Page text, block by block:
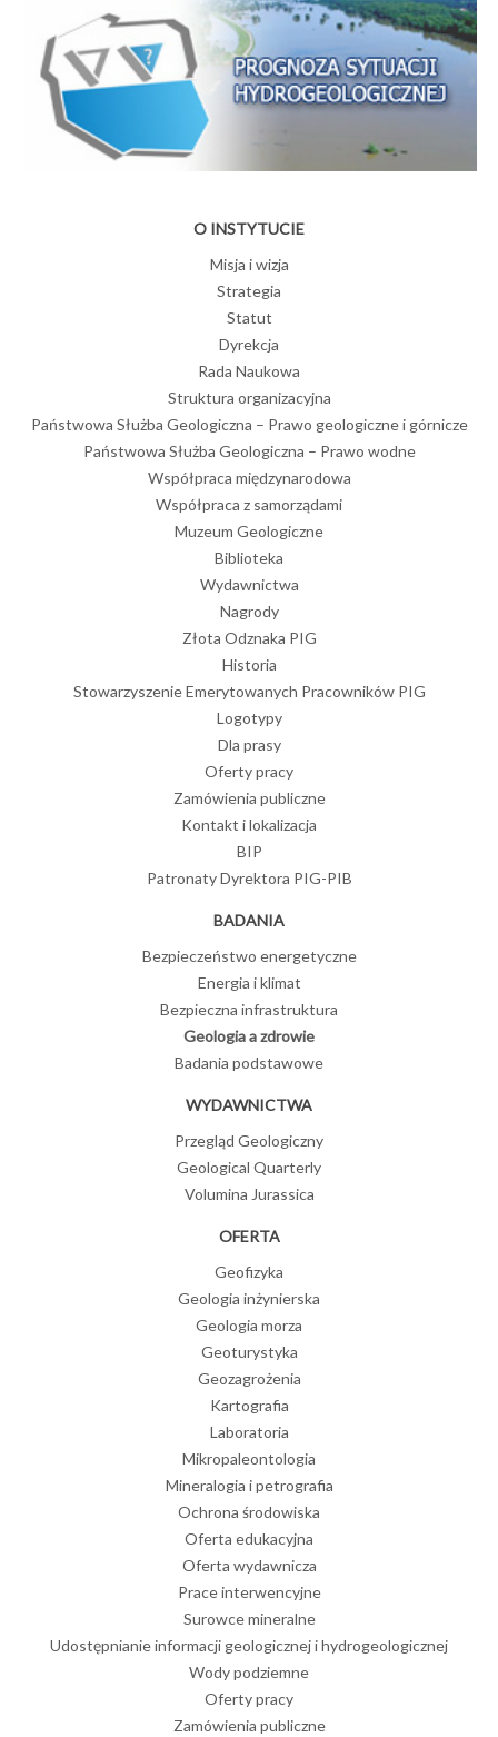
O INSTYTUCIE
Misja i wizja
Strategia
Statut
Dyrekcja
Rada Naukowa
Struktura organizacyjna
Państwowa Służba Geologiczna – Prawo geologiczne i górnicze
Państwowa Służba Geologiczna – Prawo wodne
Współpraca międzynarodowa
Współpraca z samorządami
Muzeum Geologiczne
Biblioteka
Wydawnictwa
Nagrody
Złota Odznaka PIG
Historia
Stowarzyszenie Emerytowanych Pracowników PIG
Logotypy
Dla prasy
Oferty pracy
Zamówienia publiczne
Kontakt i lokalizacja
BIP
Patronaty Dyrektora PIG-PIB
BADANIA
Bezpieczeństwo energetyczne
Energia i klimat
Bezpieczna infrastruktura
Geologia a zdrowie
Badania podstawowe
WYDAWNICTWA
Przegląd Geologiczny
Geological Quarterly
Volumina Jurassica
OFERTA
Geofizyka
Geologia inżynierska
Geologia morza
Geoturystyka
Geozagrożenia
Kartografia
Laboratoria
Mikropaleontologia
Mineralogia i petrografia
Ochrona środowiska
Oferta edukacyjna
Oferta wydawnicza
Prace interwencyjne
Surowce mineralne
Udostępnianie informacji geologicznej i hydrogeologicznej
Wody podziemne
Oferty pracy
Zamówienia publiczne